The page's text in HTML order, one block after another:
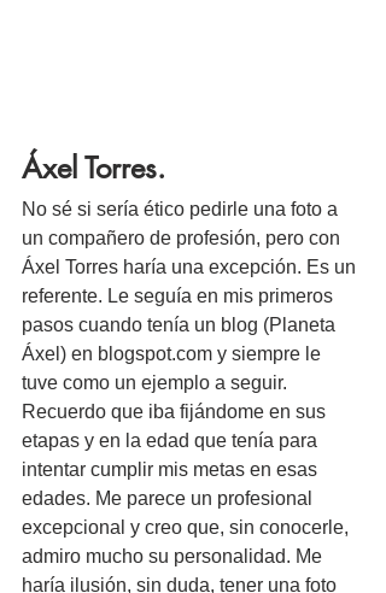
Áxel Torres.
No sé si sería ético pedirle una foto a
un compañero de profesión, pero con
Áxel Torres haría una excepción. Es un
referente. Le seguía en mis primeros
pasos cuando tenía un blog (Planeta
Áxel) en blogspot.com y siempre le
tuve como un ejemplo a seguir.
Recuerdo que iba fijándome en sus
etapas y en la edad que tenía para
intentar cumplir mis metas en esas
edades. Me parece un profesional
excepcional y creo que, sin conocerle,
admiro mucho su personalidad. Me
haría ilusión, sin duda, tener una foto